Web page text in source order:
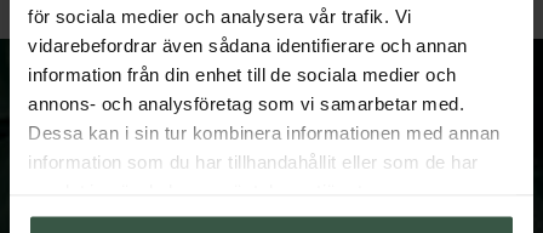
för sociala medier och analysera vår trafik. Vi
vidarebefordrar även sådana identifierare och annan
information från din enhet till de sociala medier och
annons- och analysföretag som vi samarbetar med.
Dessa kan i sin tur kombinera informationen med annan
information som du har tillhandahållit eller som de har
Prenumerera på vårt nyhetsbrev och få spännande